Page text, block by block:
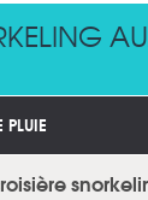
PLUIE